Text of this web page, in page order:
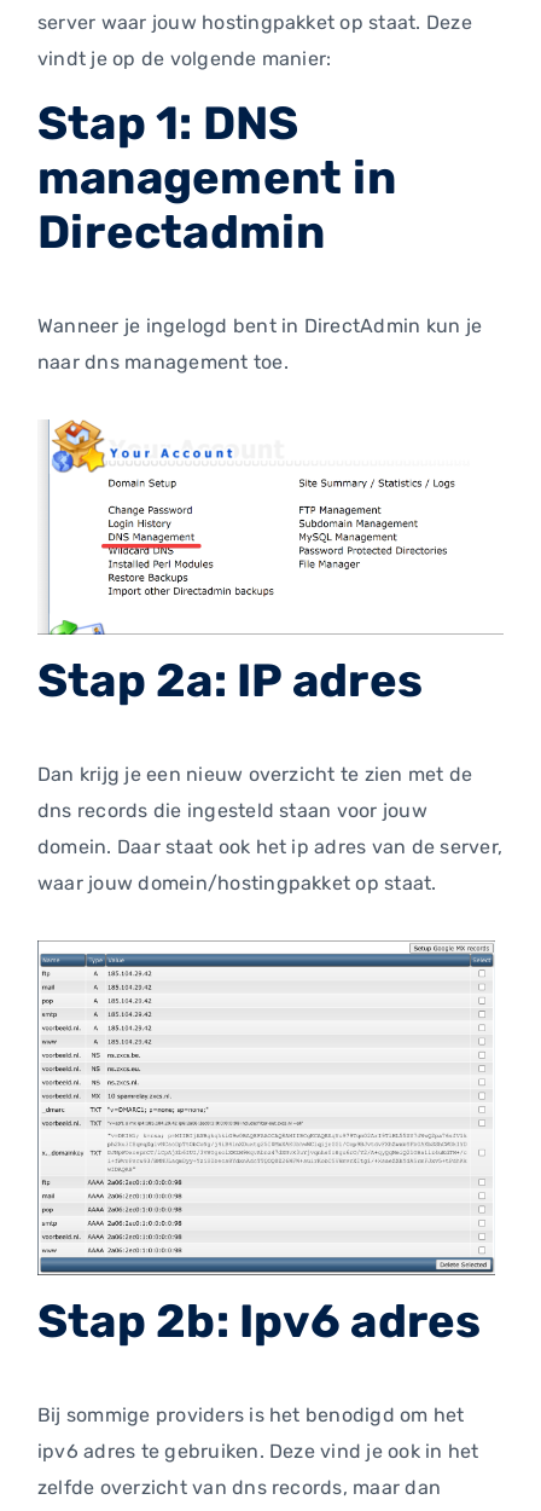
server waar jouw hostingpakket op staat. Deze
vindt je op de volgende manier:
Stap 1: DNS
management in
Directadmin
Wanneer je ingelogd bent in DirectAdmin kun je
naar dns management toe.
Stap 2a: IP adres
Dan krijg je een nieuw overzicht te zien met de
dns records die ingesteld staan voor jouw
domein. Daar staat ook het ip adres van de server,
waar jouw domein/hostingpakket op staat.
Stap 2b: Ipv6 adres
Bij sommige providers is het benodigd om het
ipv6 adres te gebruiken. Deze vind je ook in het
zelfde overzicht van dns records, maar dan